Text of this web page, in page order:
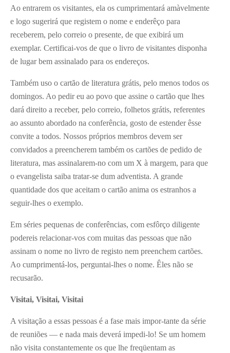
Ao entrarem os visitantes, ela os cumprimentará amàvelmente
e logo sugerirá que registem o nome e enderêço para
receberem, pelo correio o presente, de que exibirá um
exemplar. Certificai-vos de que o livro de visitantes disponha
de lugar bem assinalado para os endereços.
Também uso o cartão de literatura grátis, pelo menos todos os
domingos. Ao pedir eu ao povo que assine o cartão que lhes
dará direito a receber, pelo correio, folhetos grátis, referentes
ao assunto abordado na conferência, gosto de estender êsse
convite a todos. Nossos próprios membros devem ser
convidados a preencherem também os cartões de pedido de
literatura, mas assinalarem-no com um X à margem, para que
o evangelista saiba tratar-se dum adventista. A grande
quantidade dos que aceitam o cartão anima os estranhos a
seguir-lhes o exemplo.
Em séries pequenas de conferências, com esfôrço diligente
podereis relacionar-vos com muitas das pessoas que não
assinam o nome no livro de registo nem preenchem cartões.
Ao cumprimentá-los, perguntai-lhes o nome. Êles não se
recusarão.
Visitai, Visitai, Visitai
A visitação a essas pessoas é a fase mais impor-tante da série
de reuniões — e nada mais deverá impedi-lo! Se um homem
não visita constantemente os que lhe freqüentam as